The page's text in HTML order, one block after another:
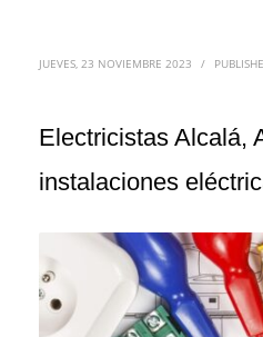
JUEVES, 23 NOVIEMBRE 2023 /
Electricistas Alcalá,
instalaciones